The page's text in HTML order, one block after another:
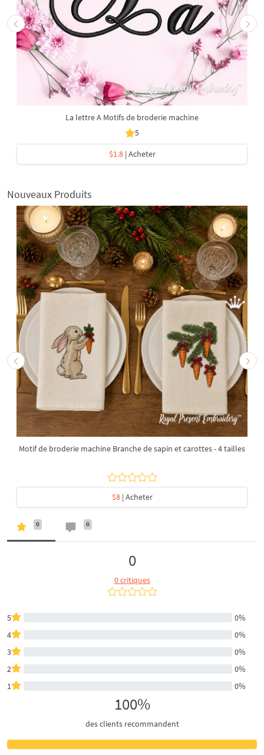
La lettre A Motifs de broderie machine
5
$1.8| Acheter
Nouveaux Produits
Motif de broderie machine Branche de sapin et carottes - 4 tailles
$8| Acheter
0 0
0
0 critiques
5
0%
4
0%
3
0%
2
0%
1
0%
100%
des clients recommandent